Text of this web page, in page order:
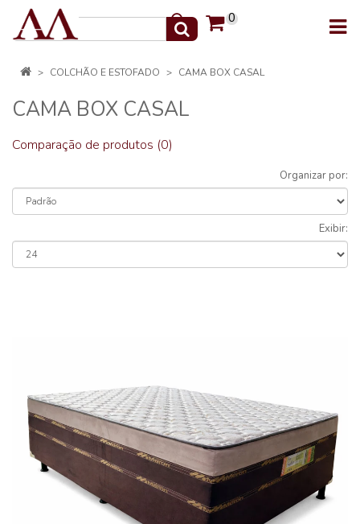
0
COLCHÃO E ESTOFADO CAMA BOX CASAL
CAMA BOX CASAL
Comparação de produtos (0)
Organizar por:
Exibir: